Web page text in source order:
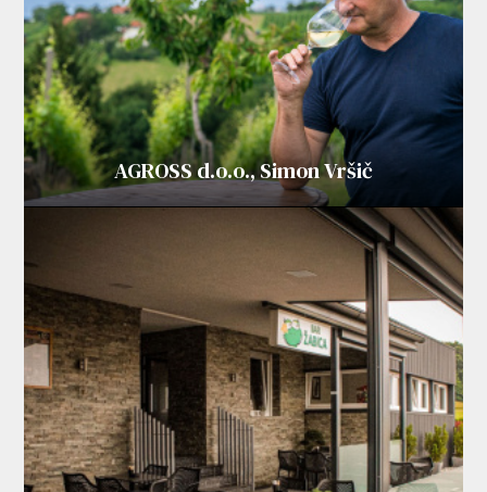
AGROSS d.o.o., Simon Vršič